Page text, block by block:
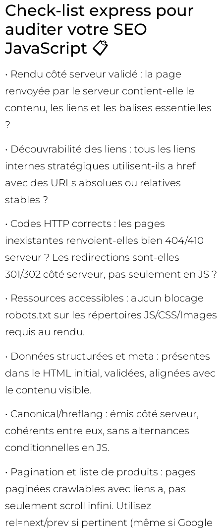
Check-list express pour
auditer votre SEO
JavaScript 📋
• Rendu côté serveur validé : la page
renvoyée par le serveur contient-elle le
contenu, les liens et les balises essentielles
?
• Découvrabilité des liens : tous les liens
internes stratégiques utilisent-ils a href
avec des URLs absolues ou relatives
stables ?
• Codes HTTP corrects : les pages
inexistantes renvoient-elles bien 404/410
serveur ? Les redirections sont-elles
301/302 côté serveur, pas seulement en JS ?
• Ressources accessibles : aucun blocage
robots.txt sur les répertoires JS/CSS/Images
requis au rendu.
• Données structurées et meta : présentes
dans le HTML initial, validées, alignées avec
le contenu visible.
• Canonical/hreflang : émis côté serveur,
cohérents entre eux, sans alternances
conditionnelles en JS.
• Pagination et liste de produits : pages
paginées crawlables avec liens a, pas
seulement scroll infini. Utilisez
rel=next/prev si pertinent (même si Google